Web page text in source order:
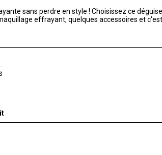
sans perdre en style ! Choisissez ce
effrayant, quelques accessoires et